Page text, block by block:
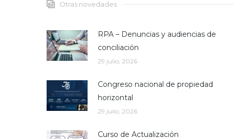
Otras novedades
RPA – Denuncias y audiencias de
conciliación
29 julio, 2026
Congreso nacional de propiedad
horizontal
29 julio, 2026
Curso de Actualización